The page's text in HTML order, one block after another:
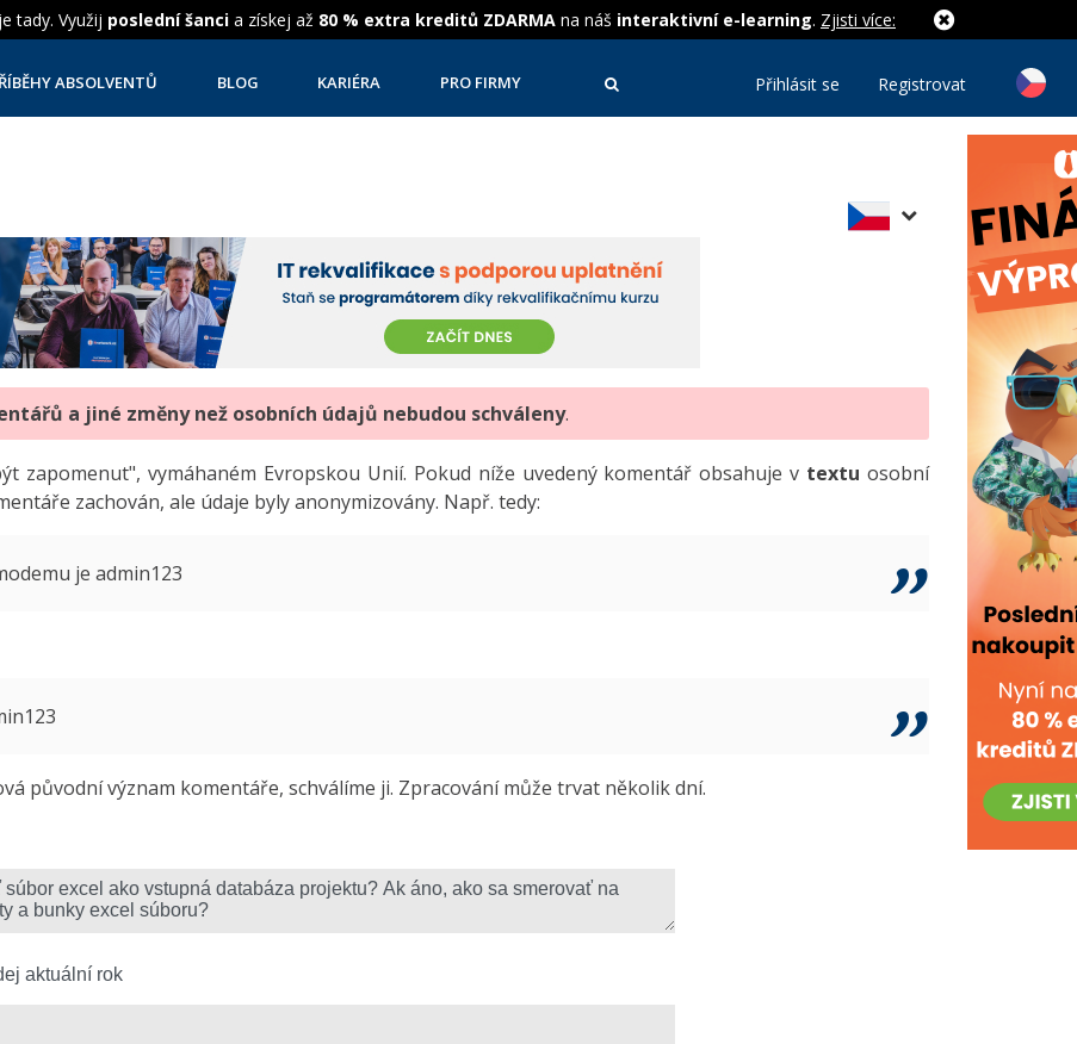
tady. Využij poslední šanci a získej až 80 % extra kreditů ZDARMA na náš interaktivní e-learning. Zjisti více:
ABSOLVENTŮ BLOG KARIÉRA PRO FIRMY Přihlásit se Registrovat
a jiné změny než osobních údajů nebudou schváleny.
zapomenut", vymáhaném Evropskou Unií. Pokud níže uvedený komentář obsahuje v textu osobní
zachován, ale údaje byly anonymizovány. Např. tedy:
je admin123
původní význam komentáře, schválíme ji. Zpracování může trvat několik dní.
aktuální rok